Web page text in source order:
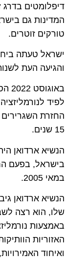
דיפלומטים בדרג
המדינות גם
טורקים זוטרים.
ישראל טעתה
והגיעה העת
לפיד
החזרת
15 שנים.
הנשיא ארדואן
בישראל, בפעם
במאי 2005.
הנשיא ארדואן
שלו, הוא רצה
באמצעות
האזוריות
ואיחוד